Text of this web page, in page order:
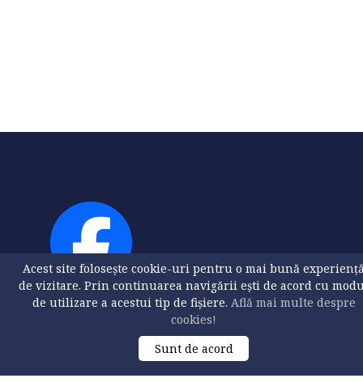
Acest site folosește cookie-uri pentru o mai bună
de vizitare. Prin continuarea navigării ești de acord cu
de utilizare a acestui tip de fișiere. Află mai multe despre
cookies!
Sunt de acord